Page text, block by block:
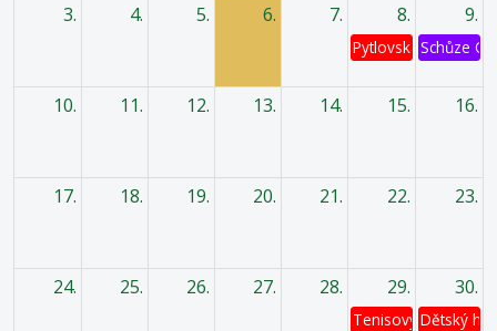
3. 4. 5. 6. 7. 8.
Pytlovská káď
9.
Schůze OV
10. 11. 12. 13. 14. 15. 16.
17. 18. 19. 20. 21. 22. 23.
24. 25. 26. 27. 28. 29.
Tenisový turnaj
30.
Dětský